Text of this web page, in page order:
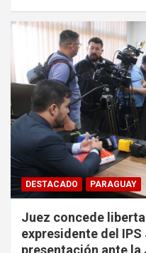
DESTACADO PARAGUAY
Juez concede
expresidente del